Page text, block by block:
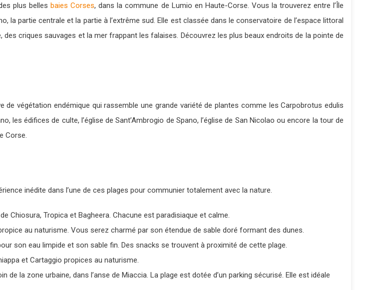
plus bellesbaies Corses, dans la commune de Lumio en Haute-Corse. Vous la trouverez entre l’Île
la partie centrale et la partie à l’extrême sud. Elle est classée dans le conservatoire de l’espace littoral
criques sauvages et la mer frappant les falaises. Découvrez les plus beaux endroits de la pointe de
végétation endémique qui rassemble une grande variété de plantes comme les Carpobrotus edulis
les édifices de culte, l’église de Sant’Ambrogio de Spano, l’église de San Nicolao ou encore la tour de
Corse.
inédite dans l’une de ces plages pour communier totalement avec la nature.
Chiosura, Tropica et Bagheera. Chacune est paradisiaque et calme.
au naturisme. Vous serez charmé par son étendue de sable doré formant des dunes.
son eau limpide et son sable fin. Des snacks se trouvent à proximité de cette plage.
et Cartaggio propices au naturisme.
la zone urbaine, dans l’anse de Miaccia. La plage est dotée d’un parking sécurisé. Elle est idéale